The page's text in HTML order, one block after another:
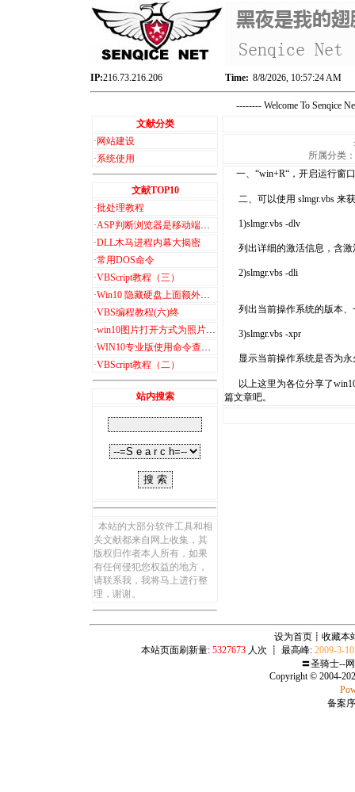
IP:216.73.216.206 Time: 8/8/2026, 10:57:24 AM
-------- Welcome To Senqice
文献分类
· 网站建设
·系统使用
文献TOP10
·批处理教程
·ASP判断浏览器是移动端和PC端
·DLL木马进程内幕大揭密
·常用DOS命令
·VBScript教程（三）
·Win10 隐藏硬盘上面额外的6个文件夹+3D 对象
·VBS编程教程(六)终
·win10图片打开方式为照片查看器设置步骤
·WIN10专业版使用命令查看激活信息
·VBScript教程（二）
站内搜索
本站的大部分软件工具和相
关文献都来自网上收集，其
版权归作者本人所有，如果
有任何侵犯您权益的地方，
请联系我，我将马上进行整
理，谢谢。
所属分类
一、“win+R“，开启运行窗
二、可以使用 slmgr.vbs 来
1)slmgr.vbs -dlv
列出详细的激活信息，含激
2)slmgr.vbs -dli
列出当前操作系统的版本、
3)slmgr.vbs -xpr
显示当前操作系统是否为永
以上这里为各位分享了
篇文章吧。
设为首页 ┋ 收藏本
本站页面刷新量: 5327673 人次 ┋ 最高峰: 2009-3-
〓圣骑士--
Copyright © 2004-
备案